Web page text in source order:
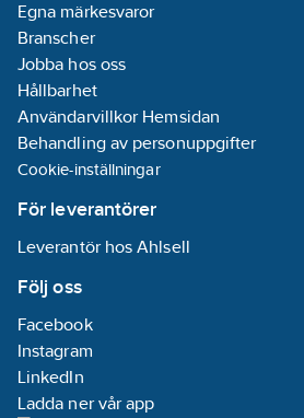
Egna märkesvaror
Branscher
Jobba hos oss
Hållbarhet
Användarvillkor Hemsidan
Behandling av personuppgifter
Cookie-inställningar
För leverantörer
Leverantör hos Ahlsell
Följ oss
Facebook
Instagram
LinkedIn
Ladda ner vår app